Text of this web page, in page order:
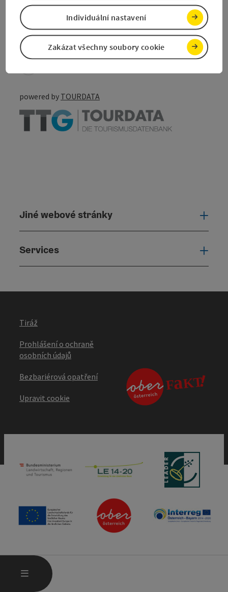
MENU
Označit příspěvek
Vytisknout
příspěvek
powered by TOURDATA
Jiné webové stránky
Services
Tiráž
Prohlášení o ochraně
osobních údajů
Bezbariérová opatření
Upravit cookie
Zakázat všechny soubory cookie
Individuální nastavení